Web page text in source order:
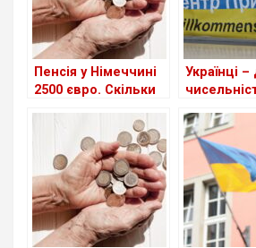
Пенсія у Німеччині
2500 євро. Скільки
опадаткування?
Українці –